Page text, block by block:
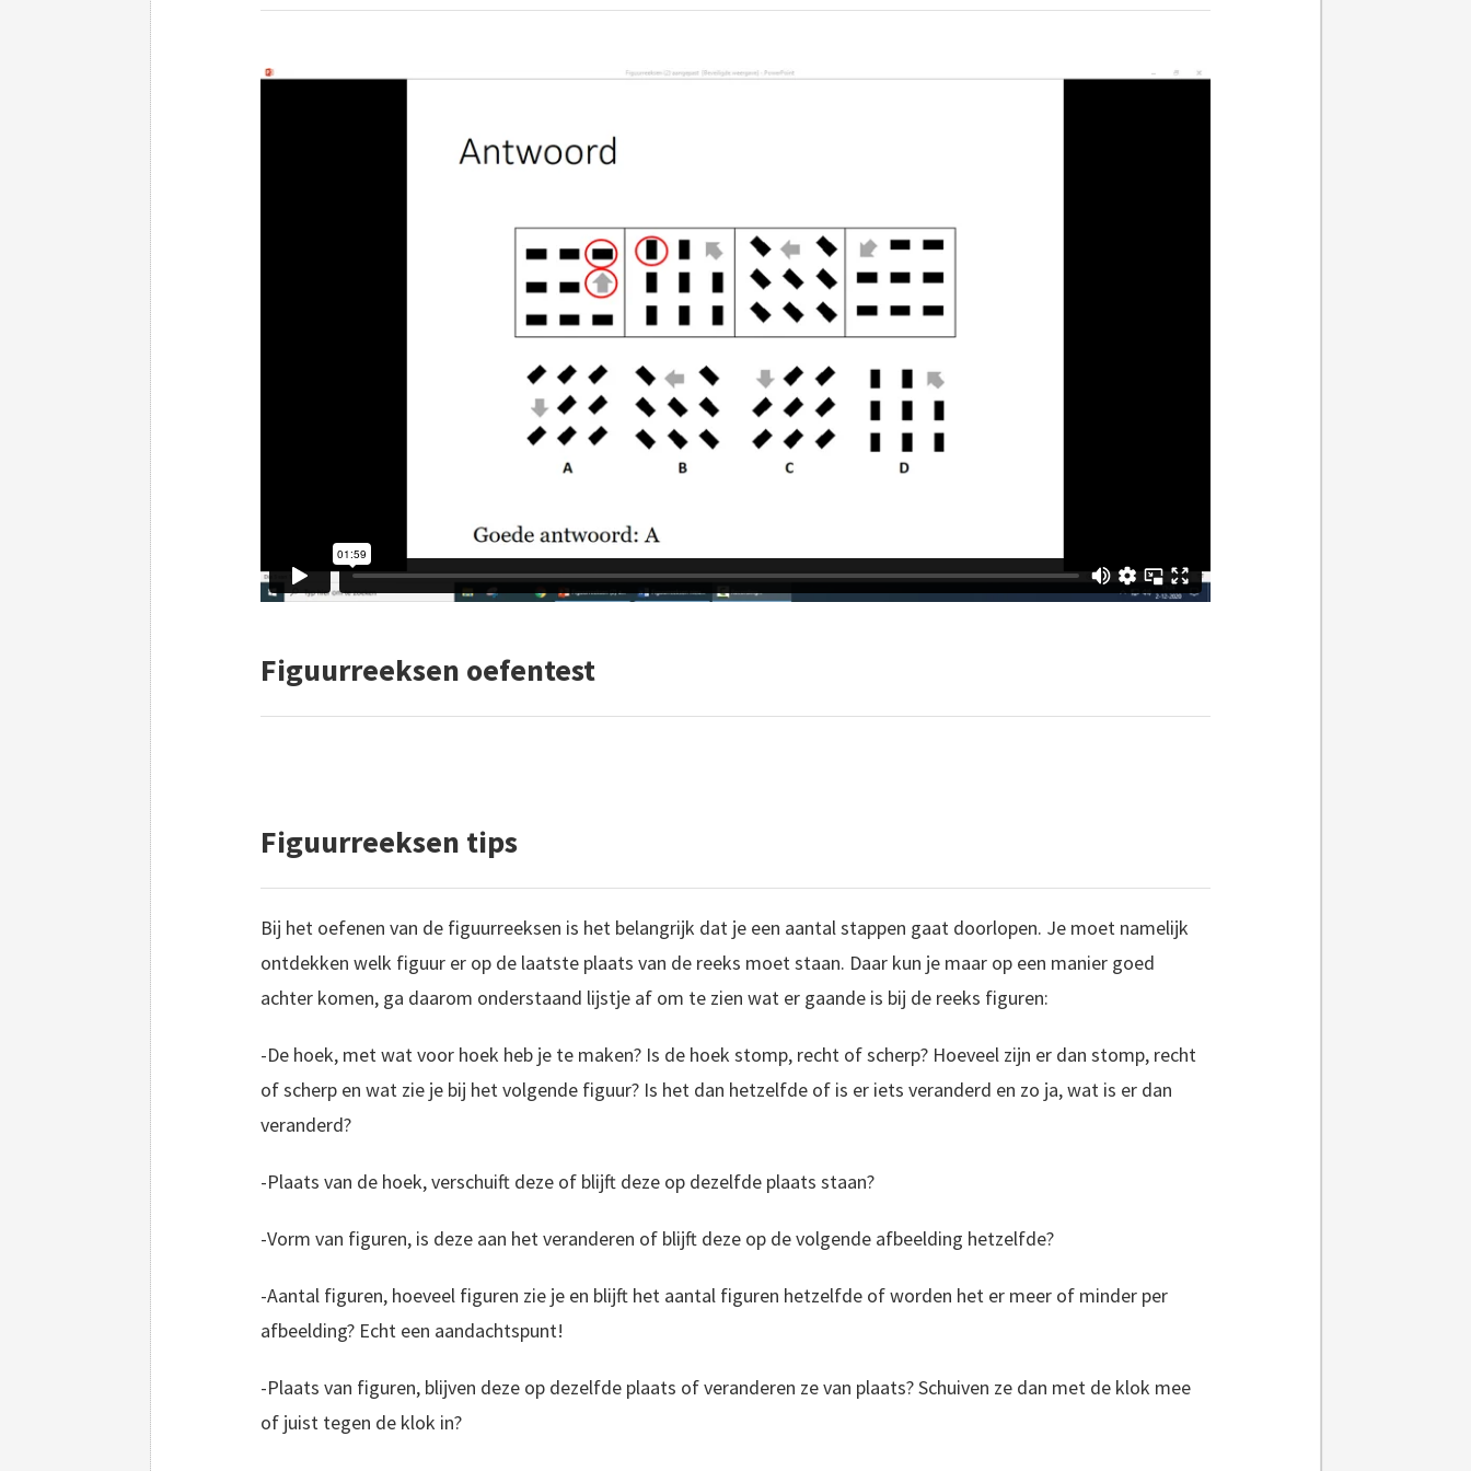
Figuurreeksen oefentest
Figuurreeksen tips
Bij het oefenen van de figuurreeksen is het belangrijk dat je een aantal stappen gaat doorlopen. Je moet namelijk
ontdekken welk figuur er op de laatste plaats van de reeks moet staan. Daar kun je maar op een manier goed
achter komen, ga daarom onderstaand lijstje af om te zien wat er gaande is bij de reeks figuren:
-De hoek, met wat voor hoek heb je te maken? Is de hoek stomp, recht of scherp? Hoeveel zijn er dan stomp, recht
of scherp en wat zie je bij het volgende figuur? Is het dan hetzelfde of is er iets veranderd en zo ja, wat is er dan
veranderd?
-Plaats van de hoek, verschuift deze of blijft deze op dezelfde plaats staan?
-Vorm van figuren, is deze aan het veranderen of blijft deze op de volgende afbeelding hetzelfde?
-Aantal figuren, hoeveel figuren zie je en blijft het aantal figuren hetzelfde of worden het er meer of minder per
afbeelding? Echt een aandachtspunt!
-Plaats van figuren, blijven deze op dezelfde plaats of veranderen ze van plaats? Schuiven ze dan met de klok mee
of juist tegen de klok in?